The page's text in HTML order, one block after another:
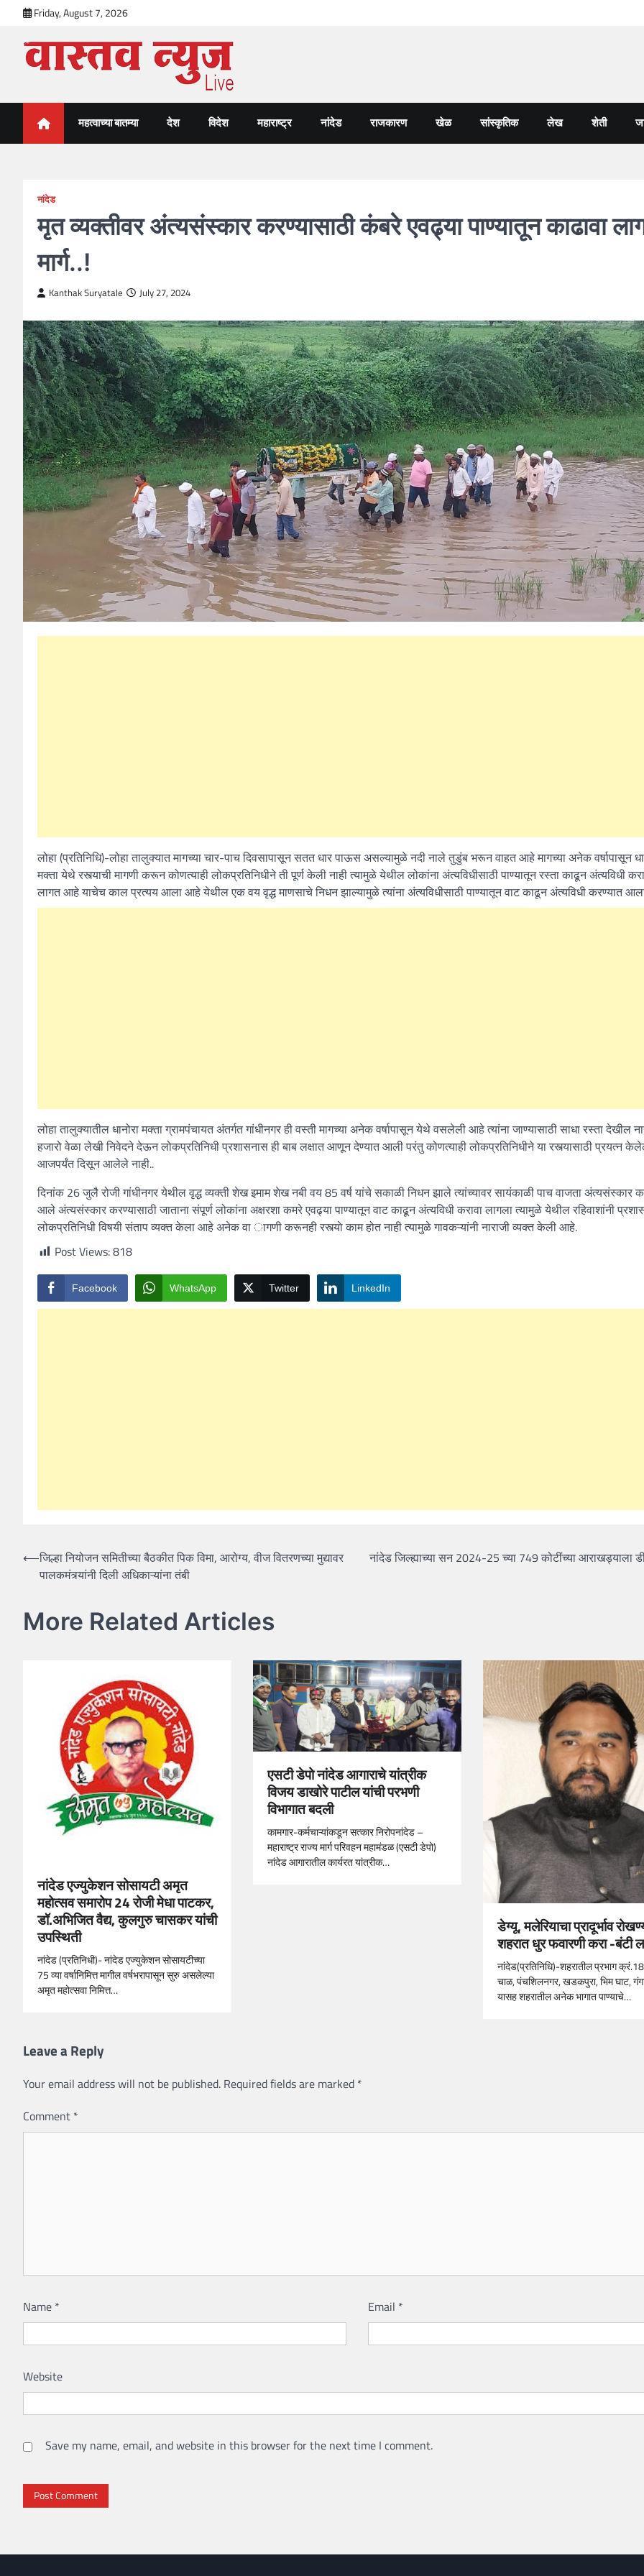
content
Friday, August 7, 2026
VastavNEWSLive.com
महत्वाच्या बातम्या देश विदेश महाराष्ट्र नांदेड राजकारण खेळ सांस्कृतिक लेख शेती
नांदेड
मृत व्यक्तीवर अंत्यसंस्कार करण्यासाठी कंबरे एवढ्या पाण्यातून काढावा
मार्ग..!
Kanthak Suryatale July 27, 2024
लोहा (प्रतिनिधि)-लोहा तालुक्यात मागच्या चार-पाच दिवसापासून सतत धार पाऊस असल्यामुळे नदी नाले तुडुंब भरून वाहत आहे मागच्या अनेक वर्षापासून
मक्ता येथे रस्त्याची मागणी करून कोणत्याही लोकप्रतिनिधीने ती पूर्ण केली नाही त्यामुळे येथील लोकांना अंत्यविधीसाठी पाण्यातून रस्ता काढून अंत्यविधी
लागत आहे याचेच काल प्रत्यय आला आहे येथील एक वय वृद्ध माणसाचे निधन झाल्यामुळे त्यांना अंत्यविधीसाठी पाण्यातून वाट काढून अंत्यविधी करण्यात
लोहा तालुक्यातील धानोरा मक्ता ग्रामपंचायत अंतर्गत गांधीनगर ही वस्ती मागच्या अनेक वर्षापासून येथे वसलेली आहे त्यांना जाण्यासाठी साधा रस्ता देखील
हजारो वेळा लेखी निवेदने देऊन लोकप्रतिनिधी प्रशासनास ही बाब लक्षात आणून देण्यात आली परंतु कोणत्याही लोकप्रतिनिधीने या रस्त्यासाठी प्रयत्न
आजपर्यंत दिसून आलेले नाही..
दिनांक 26 जुलै रोजी गांधीनगर येथील वृद्ध व्यक्ती शेख इमाम शेख नबी वय 85 वर्ष यांचे सकाळी निधन झाले त्यांच्यावर सायंकाळी पाच वाजता अंत्यसंस्कार
आले अंत्यसंस्कार करण्यासाठी जाताना संपूर्ण लोकांना अक्षरशा कमरे एवढ्या पाण्यातून वाट काढून अंत्यविधी करावा लागला त्यामुळे येथील रहिवाशांनी
लोकप्रतिनिधी विषयी संताप व्यक्त केला आहे अनेक वा ागणी करूनही रस्त्याे काम होत नाही त्यामुळे गावकऱ्यांनी नाराजी व्यक्त केली आहे.
Post Views:818
Facebook WhatsApp Twitter LinkedIn
Post
navigation
⟵जिल्हा नियोजन समितीच्या बैठकीत पिक विमा, आरोग्य, वीज वितरणच्या मुद्यावर
पालकमंत्र्यांनी दिली अधिकाऱ्यांना तंबी
नांदेड जिल्ह्याच्या सन 2024-25 च्या 749 कोटींच्या आराखड्याला
More Related Articles
नांदेड एज्युकेशन सोसायटी अमृत
महोत्सव समारोप 24 रोजी मेधा पाटकर,
डॉ.अभिजित वैद्य, कुलगुरु चासकर यांची
उपस्थिती
नांदेड (प्रतिनिधी)- नांदेड एज्युकेशन सोसायटीच्या
75 व्या वर्षानिमित्त मागील वर्षभरापासून सुरु असलेल्या
अमृत महोत्सवा निमित्त…
एसटी डेपो नांदेड आगाराचे यांत्रीक
विजय डाखोरे पाटील यांची परभणी
विभागात बदली
कामगार-कर्मचाऱ्यांकडून सत्कार निरोपनांदेड –
महाराष्ट्र राज्य मार्ग परिवहन महामंडळ (एसटी डेपो)
नांदेड आगारातील कार्यरत यांत्रीक…
डेग्यू, मलेरियाचा प्रादूर्भाव
शहरात धुर फवारणी करा -बंटी
नांदेड(प्रतिनिधि)-शहरातील प्रभाग
चाळ, पंचशिलनगर, खडकपुरा, भिम घाट,
यासह शहरातील अनेक भागात पाण्याचे…
Leave a Reply
Your email address will not be published. Required fields are marked *
Comment *
Name * Email *
Website
Save my name, email, and website in this browser for the next time I comment.
महत्वाच्या बातम्या